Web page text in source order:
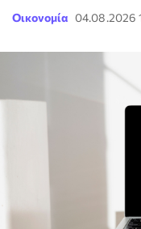
Οικονομία 04.08.2026